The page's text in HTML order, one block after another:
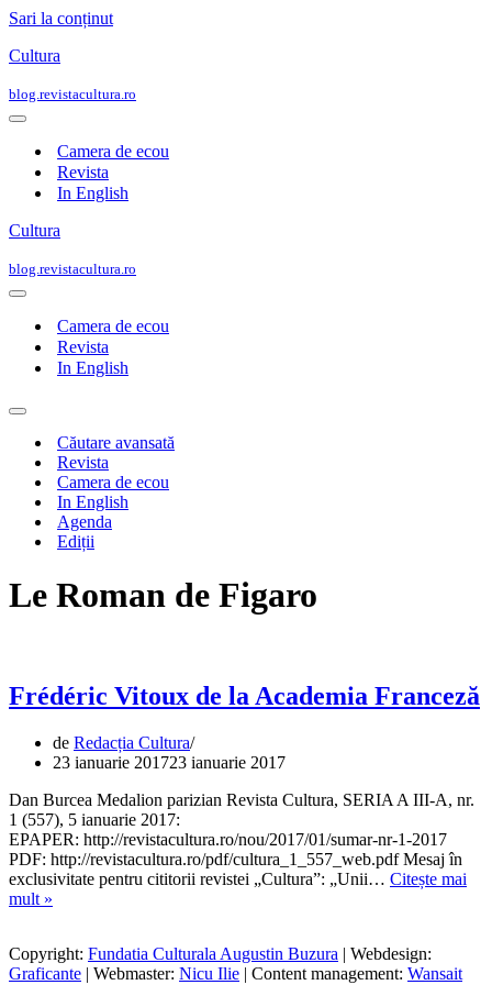
Sari la conținut
Cultura
blog.revistacultura.ro
Meniu
navigareCamera de ecou
Revista
In English
Cultura
blog.revistacultura.ro
Meniu
navigareCamera de ecou
Revista
In English
Meniu
navigareCăutare avansată
Revista
Camera de ecou
In English
Agenda
Ediții
Le Roman de Figaro
Frédéric Vitoux de la Academia Franceză
de Redacția Cultura
23 ianuarie 201723 ianuarie 2017
Dan Burcea Medalion parizian Revista Cultura, SERIA A III-A, nr.
1 (557), 5 ianuarie 2017:
EPAPER: http://revistacultura.ro/nou/2017/01/sumar-nr-1-2017
PDF: http://revistacultura.ro/pdf/cultura_1_557_web.pdf Mesaj în
exclusivitate pentru cititorii revistei „Cultura”: „Unii… Citește mai
mult »
la
Academia
Copyright: Fundatia Culturala Augustin Buzura | Webdesign:
Graficante | Webmaster: Nicu Ilie | Content management: Wansait